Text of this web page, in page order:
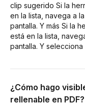
clip sugerido Si la
en la lista, navega a
pantalla. Y más Si la
está en la lista,
pantalla. Y
¿Cómo hago
rellenable en PDF?